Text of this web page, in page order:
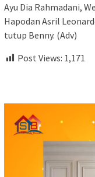
Ayu Dia Rahmadani,
Hapodan Asril
tutup Benny. (Adv)
Post Views: 1,171